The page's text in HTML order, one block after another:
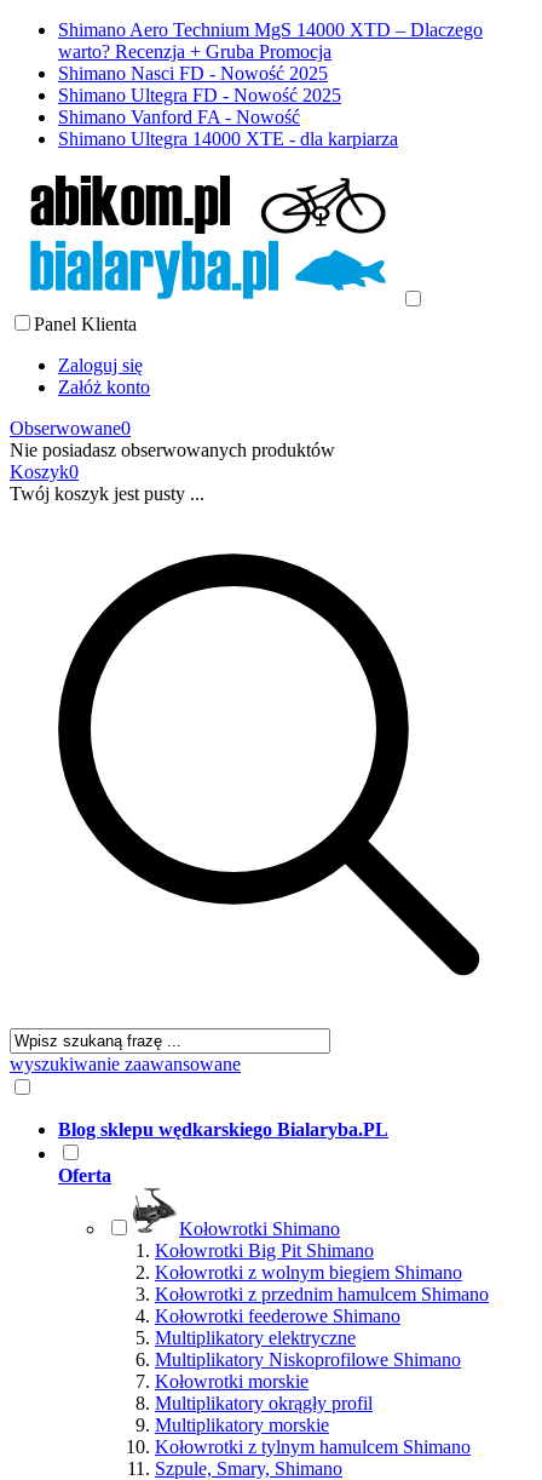
Shimano Aero Technium MgS 14000 XTD – Dlaczego
warto? Recenzja + Gruba Promocja
Shimano Nasci FD - Nowość 2025
Shimano Ultegra FD - Nowość 2025
Shimano Vanford FA - Nowość
Shimano Ultegra 14000 XTE - dla karpiarza
Panel Klienta
Zaloguj się
Załóż konto
Obserwowane0
Nie posiadasz obserwowanych produktów
Koszyk0
Twój koszyk jest pusty ...
wyszukiwanie zaawansowane
Blog sklepu wędkarskiego Bialaryba.PL
Oferta
Kołowrotki Shimano
Kołowrotki Big Pit Shimano
Kołowrotki z wolnym biegiem Shimano
Kołowrotki z przednim hamulcem Shimano
Kołowrotki feederowe Shimano
Multiplikatory elektryczne
Multiplikatory Niskoprofilowe Shimano
Kołowrotki morskie
Multiplikatory okrągły profil
Multiplikatory morskie
Kołowrotki z tylnym hamulcem Shimano
Szpule, Smary, Shimano